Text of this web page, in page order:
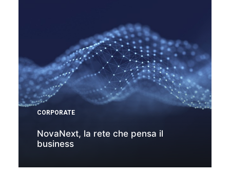
CORPORATE
NovaNext, la rete che pensa il
business